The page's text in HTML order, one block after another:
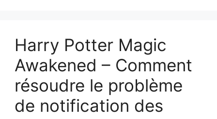
Harry Potter Magic
Awakened – Comment
résoudre le problème
de notification des